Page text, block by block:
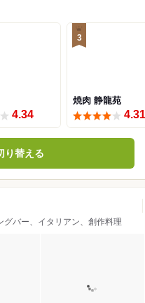
4.34
3
焼肉 静龍苑
4.31
り替える
グバー、イタリアン、創作料理